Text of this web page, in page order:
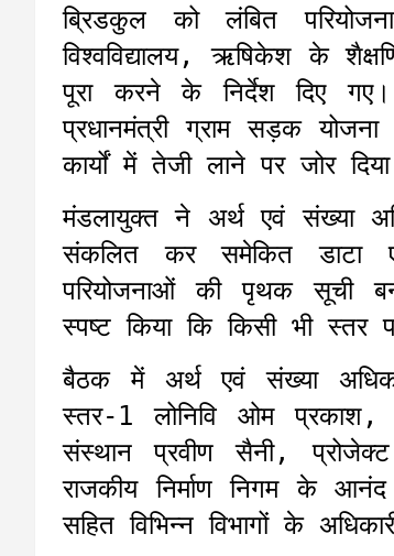
ब्रिडकुल को लंबित
विश्वविद्यालय, ऋषिकेश के
पूरा करने के निर्देश दिए
प्रधानमंत्री ग्राम सड़क योजना
कार्यों में तेजी लाने पर जोर
मंडलायुक्त ने अर्थ एवं संख्या
संकलित कर समेकित डाटा
परियोजनाओं की पृथक सूची
स्पष्ट किया कि किसी भी स्तर
बैठक में अर्थ एवं संख्या
स्तर-1 लोनिवि ओम प्रकाश,
संस्थान प्रवीण सैनी,
राजकीय निर्माण निगम के
सहित विभिन्न विभागों के